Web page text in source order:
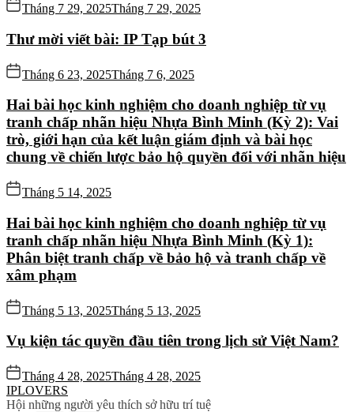
Tháng 7 29, 2025Tháng 7 29, 2025
Thư mời viết bài: IP Tạp bút 3
Tháng 6 23, 2025Tháng 7 6, 2025
Hai bài học kinh nghiệm cho doanh nghiệp từ vụ
tranh chấp nhãn hiệu Nhựa Bình Minh (Kỳ 2): Vai
trò, giới hạn của kết luận giám định và bài học
chung về chiến lược bảo hộ quyền đối với nhãn hiệu
Tháng 5 14, 2025
Hai bài học kinh nghiệm cho doanh nghiệp từ vụ
tranh chấp nhãn hiệu Nhựa Bình Minh (Kỳ 1):
Phân biệt tranh chấp về bảo hộ và tranh chấp về
xâm phạm
Tháng 5 13, 2025Tháng 5 13, 2025
Vụ kiện tác quyền đầu tiên trong lịch sử Việt Nam?
Tháng 4 28, 2025Tháng 4 28, 2025
IPLOVERS
Hội những người yêu thích sở hữu trí tuệ